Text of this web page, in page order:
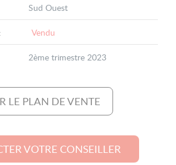
Sud Ouest
Vendu
2ème trimestre 2023
LE PLAN DE VENTE
VOTRE CONSEILLER